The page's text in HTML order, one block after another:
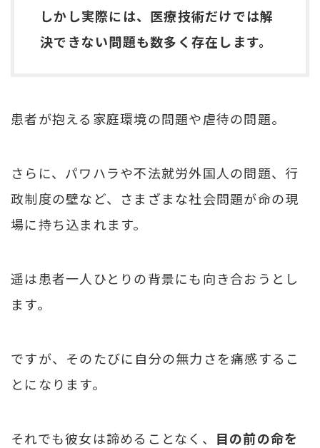
しかし実際には、医療技術だけでは解
決できない問題も数多く存在します。
患者が抱える家庭環境の問題や虐待の問題。
さらに、パワハラや不法就労外国人の問題、行
政制度の壁など、さまざまな社会問題が命の現
場に持ち込まれます。
遥は患者一人ひとりの背景にも向き合おうとし
ます。
ですが、そのたびに自分の無力さを痛感するこ
とになります。
それでも彼女は諦めることなく、 目の前の命を